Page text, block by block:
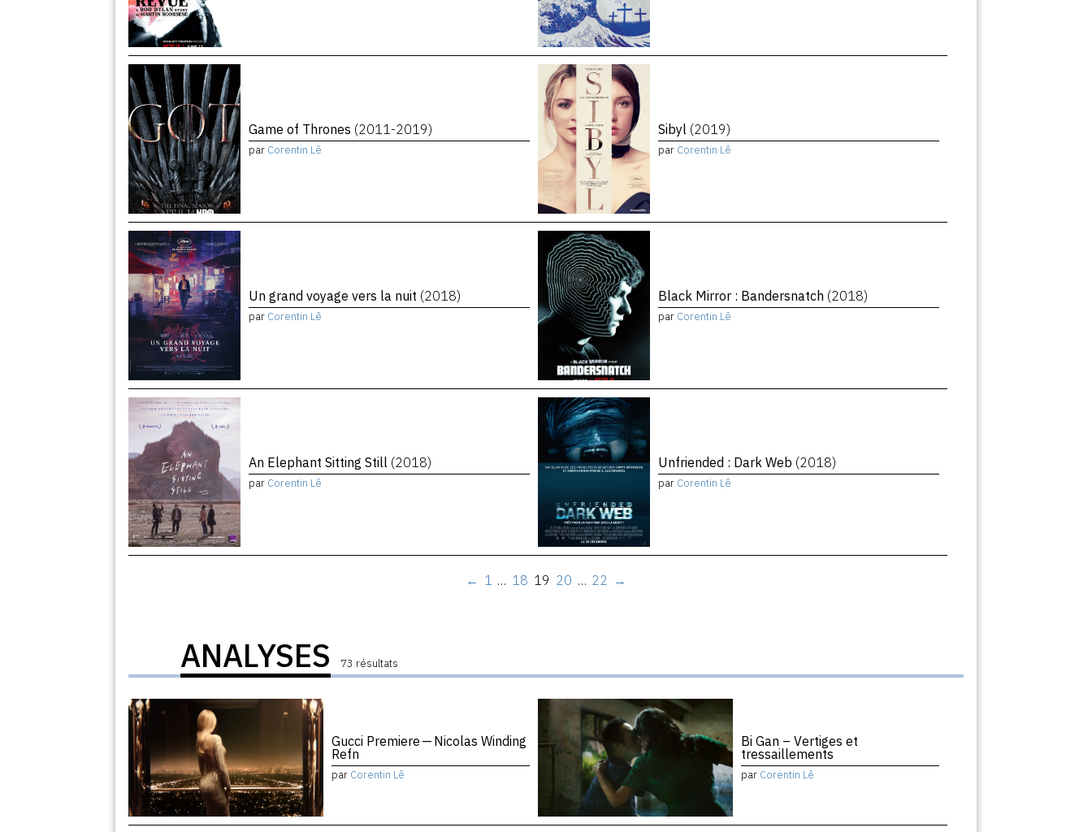
Game of Thrones (2011-2019)
par Corentin Lê
Sibyl (2019)
par Corentin Lê
Un grand voyage vers la nuit (2018)
par Corentin Lê
Black Mirror : Bandersnatch (2018)
par Corentin Lê
An Elephant Sitting Still (2018)
par Corentin Lê
Unfriended : Dark Web (2018)
par Corentin Lê
← 1 … 18 19 20 … 22 →
ANALYSES 73 résultats
Gucci Premiere — Nicolas Winding
Refn
par Corentin Lê
Bi Gan – Vertiges et
tressaillements
par Corentin Lê